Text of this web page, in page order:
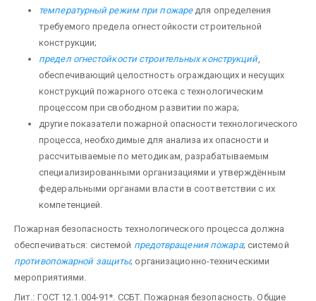
температурный режим при пожаредля определения
требуемого предела огнестойкости строительной
конструкции;
предел огнестойкости строительных конструкций,
обеспечивающий целостность ограждающих и несущих
конструкций пожарного отсека с технологическим
процессом при свободном развитии пожара;
другие показатели пожарной опасности технологического
процесса, необходимые для анализа их опасности и
рассчитываемые по методикам, разрабатываемым
специализированными организациями и утверждённым
федеральными органами власти в соответствии с их
компетенцией.
Пожарная безопасность технологического процесса должна
обеспечиваться: системой предотвращения пожара; системой
противопожарной защиты; организационно-техническими
мероприятиями.
Лит.: ГОСТ 12.1.004-91*. ССБТ. Пожарная безопасность. Общие